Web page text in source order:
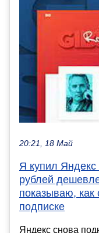
20:21, 18 Май
Я купил
рублей
показываю, как
подписке
Яндекс снова